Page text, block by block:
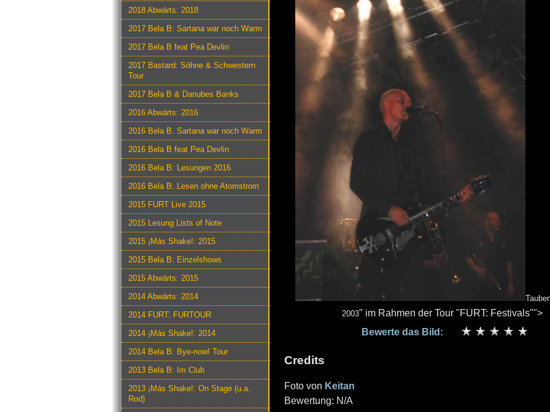
2018 Abwärts: 2018
2017 Bela B: Sartana war noch Warm
2017 Bela B feat Pea Devlin
2017 Bastard: Söhne & Schwestern
Tour
2017 Bela B & Danubes Banks
2016 Abwärts: 2016
2016 Bela B. Sartana war noch Warm
2016 Bela B feat Pea Devlin
2016 Bela B: Lesungen 2016
2016 Bela B: Lesen ohne Atomstrom
2015 FURT Live 2015
2015 Lesung Lists of Note
2015 ¡Más Shake!: 2015
2015 Bela B: Einzelshows
2015 Abwärts: 2015
2014 Abwärts: 2014
2014 FURT: FURTOUR
2014 ¡Más Shake!: 2014
2014 Bela B: Bye-now! Tour
2013 Bela B: Im Club
2013 ¡Más Shake!: On Stage (u.a.
Rod)
2003" im Rahmen der Tour "FURT: Festivals"">
Bewerte das Bild:
Credits
Foto von Keitan
Bewertung: N/A